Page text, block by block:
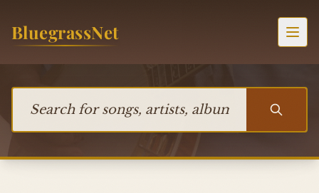
BluegrassNet